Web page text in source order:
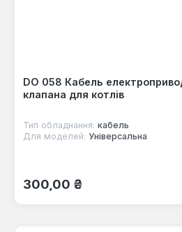
DO 058 Кабель
клапана для котлів
Тип обладнання: кабель
Для моделей: Універсальна
Звичайна ціна:
300,00 ₴